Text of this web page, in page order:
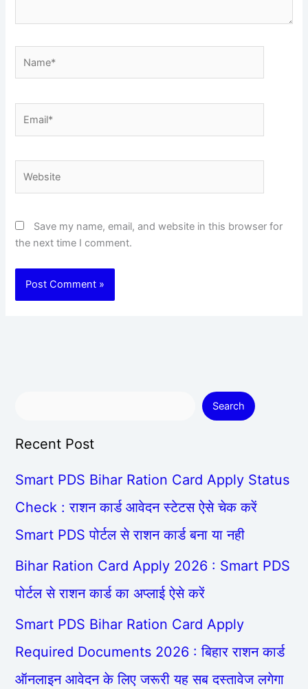
Save my name, email, and website in this browser for
the next time I comment.
Search
Recent Post
Smart PDS Bihar Ration Card Apply Status
Check : राशन कार्ड आवेदन स्टेटस ऐसे चेक करें
Smart PDS पोर्टल से राशन कार्ड बना या नही
Bihar Ration Card Apply 2026 : Smart PDS
पोर्टल से राशन कार्ड का अप्लाई ऐसे करें
Smart PDS Bihar Ration Card Apply
Required Documents 2026 : बिहार राशन कार्ड
ऑनलाइन आवेदन के लिए जरूरी यह सब दस्तावेज लगेगा